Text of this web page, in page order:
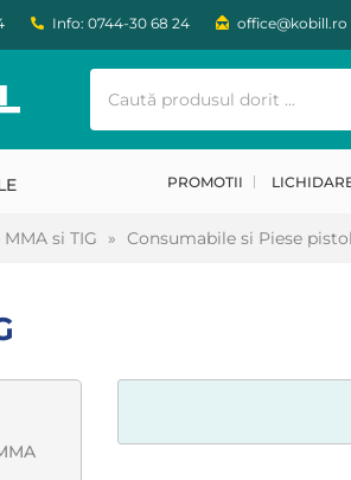
Info: 0744-30 68 24 office@kobill.ro
PROMOTII
si TIG » Consumabile si Piese